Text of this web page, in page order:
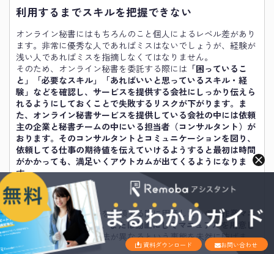
利用するまでスキルを把握できない
オンライン秘書にはもちろんのこと個人によるレベル差があり
ます。非常に優秀な人であればミスはないでしょうが、経験が
浅い人であればミスを指摘しなくてはなりません。
そのため、オンライン秘書を委託する際には 「困っているこ
と」「必要なスキル」「あればいいと思っているスキル・経
験」などを確認し、サービスを提供する会社にしっかり伝えら
れるようにしておくことで失敗するリスクが下がります。ま
た、オンライン秘書サービスを提供している会社の中には依頼
主の企業と秘書チームの中にいる担当者（コンサルタント）が
おります。そのコンサルタントとコミュニケーションを図り、
依頼してる仕事の期待値を伝えていけるようすると最初は時間
がかかっても、満足いくアウトカムが出てくるようになりま
す。
作業マニュアル
オンライン秘書に業務を依頼する際に用意したいのが作業マニ
ュアル、PDFやワード、または動画にしてマニュアルを用意し
ておくことで 、作業方法が異なるという事態を未然に防げま
す。
資料ダウンロード お問い合わせ